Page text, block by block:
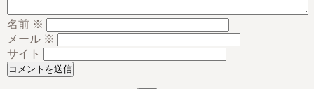
名前 ※
メール ※
サイト